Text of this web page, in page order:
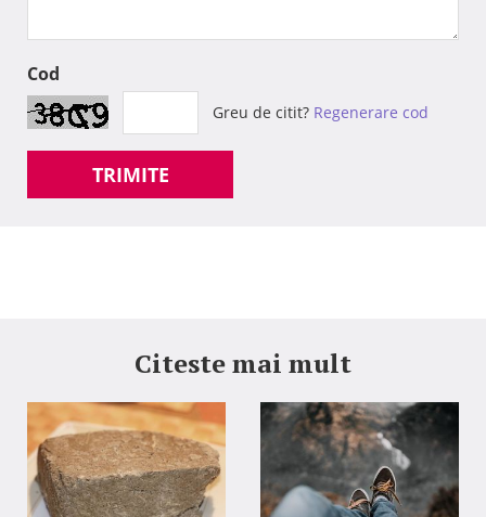
Cod
Greu de citit? Regenerare cod
TRIMITE
Citeste mai mult